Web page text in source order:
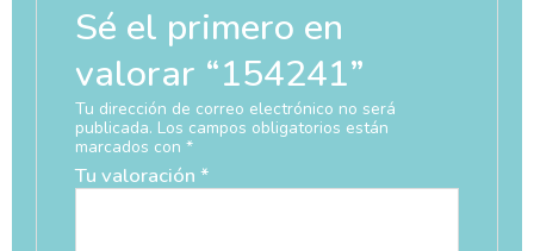
Sé el primero en
valorar “154241”
Tu dirección de correo electrónico no será
publicada. Los campos obligatorios están
marcados con *
Tu valoración *